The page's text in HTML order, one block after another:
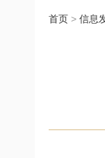
首页 > 信息